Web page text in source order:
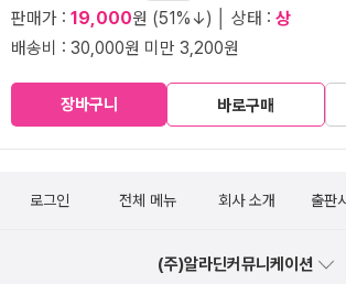
판매가 : 19,000원 (51%↓) │ 상태 : 상
배송비 : 30,000원 미만 3,200원
장바구니 바로구매
로그인 전체 메뉴 회사 소개 출판
(주)알라딘커뮤니케이션